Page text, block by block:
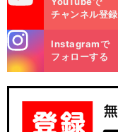
チャンネル登録
m
Instagramで
フォローする